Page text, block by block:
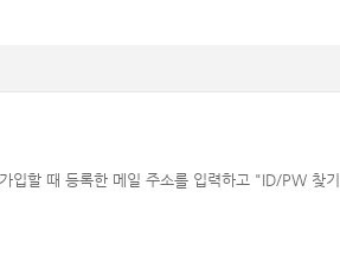
입할 때 등록한 메일 주소를 입력하고 "ID/PW 찾